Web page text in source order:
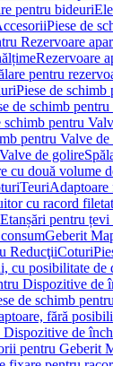
pentru bideuri
Piese de
Rezervoare
Rezervoare
pentru
Piese de schimb
de schimb
schimb pentru
pentru Valve
de golire
cu două volume
TeuriAdaptoare
cu racord filetat
Etanșări pentru
Geberit
ReducţiiCoturi
cu posibilitate de
Dispozitive de
de schimb
fără
Dispozitive de
pentru Geberit